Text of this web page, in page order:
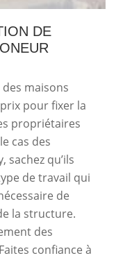
DE
maisons
pour fixer la
propriétaires
cas des
qu’ils
de travail qui
de
la structure.
des
confiance à